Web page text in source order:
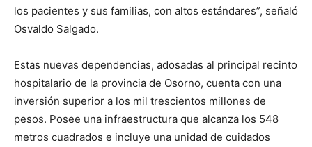
los pacientes y sus familias, con altos estándares”, señaló
Osvaldo Salgado.
Estas nuevas dependencias, adosadas al principal recinto
hospitalario de la provincia de Osorno, cuenta con una
inversión superior a los mil trescientos millones de
pesos. Posee una infraestructura que alcanza los 548
metros cuadrados e incluye una unidad de cuidados